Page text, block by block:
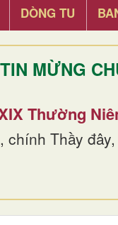
DÒNG TU
TIN MỪNG
Thường
chính Thầy